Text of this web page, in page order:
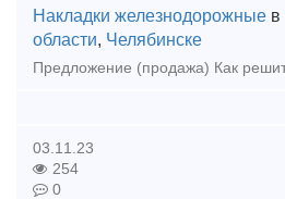
Накладки железнодорожные в
области, Челябинске
03.11.23
254
0